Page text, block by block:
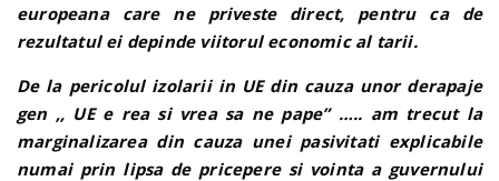
europeana care ne priveste direct, pentru ca de
rezultatul ei depinde viitorul economic al tarii.
De la pericolul izolarii in UE din cauza unor derapaje
gen ,, UE e rea si vrea sa ne pape” ….. am trecut la
marginalizarea din cauza unei pasivitati explicabile
numai prin lipsa de pricepere si vointa a guvernului